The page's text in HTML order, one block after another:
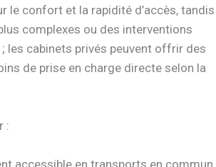
le confort et la rapidité d’accès, tandis
complexes ou des interventions
les cabinets privés peuvent offrir des
de prise en charge directe selon la
: